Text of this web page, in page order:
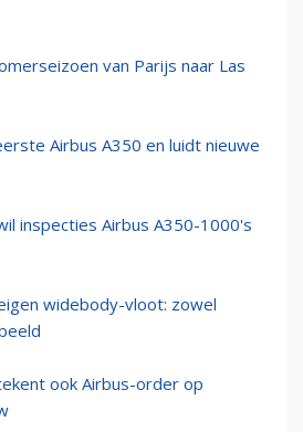
van Parijs naar Las
Airbus A350 en luidt nieuwe
inspecties Airbus A350-1000's
widebody-vloot: zowel
ook Airbus-order op